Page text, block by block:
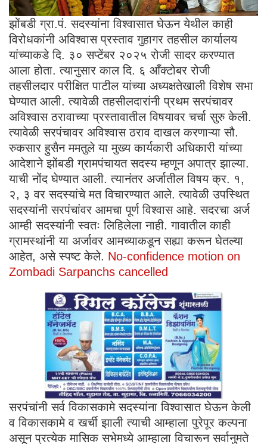
झोंबडी ग्रा.पं. सदस्यांना विश्वासात घेऊन येथील काही
विरोधकांनी अविश्वास प्रस्ताव गुहागर तहसील कार्यालय
यांच्याकडे दि. ३० सप्टेंबर २०२५ रोजी सादर करण्यात
आला होता. त्यानुसार काल दि. ६ आँक्टोबर रोजी
तहसीलदार परीक्षित पाटील यांच्या अध्यक्षतेखाली विशेष सभा
घेण्यात आली. त्यावेळी तहसीलदारांनी प्रथम सरपंचावर
अविश्वास ठरावाच्या प्रस्तावातील विषयावर चर्चा सुरु केली.
त्यावेळी सरपंचावर अविश्वास ठराव दाखल करणाऱ्या सौ.
रुकसार हुसैन ममतुले या मुख्य कार्यकारी अधिकारी यांच्या
आदेशाने झोंबडी ग्रामपंचायत सदस्य म्हणून अपात्र झाल्या.
याची नोंद घेण्यात आली. त्यानंतर अर्जातील विषय क्र. १,
२, ३ वर सदस्यांचे मत विचारण्यात आले. त्यावेळी उपस्थित
सदस्यांनी सरपंचांवर आमचा पूर्ण विश्वास आहे. सदरचा अर्ज
आम्ही सदस्यांनी स्वतः लिहिलेला नाही. गावातील काही
ग्रामस्थांनी या अर्जावर आमच्याकडून सह्या करून घेतल्या
आहेत, असे स्पष्ट केले. No-confidence motion on
Zombadi Sarpanchs cancelled
सरपंचांनी सर्व विकासकामे सदस्यांना विश्वासात घेऊन केली
व विकासकामे व खर्ची झाली त्याची आम्हाला पुरेपूर कल्पना
असून प्रत्येक मासिक सभेमध्ये आम्हाला विचारून सर्वानुमते